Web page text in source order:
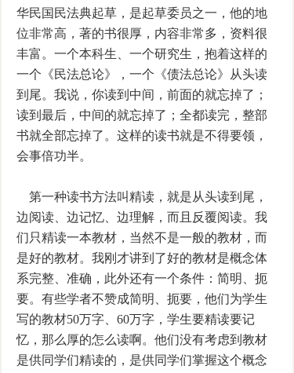
华民国民法典起草，是起草委员之一，他的地
位非常高，著的书很厚，内容非常多，资料很
丰富。一个本科生、一个研究生，抱着这样的
一个《民法总论》，一个《债法总论》从头读
到尾。我说，你读到中间，前面的就忘掉了；
读到最后，中间的就忘掉了；全都读完，整部
书就全部忘掉了。这样的读书就是不得要领，
会事倍功半。
第一种读书方法叫精读，就是从头读到尾，
边阅读、边记忆、边理解，而且反覆阅读。我
们只精读一本教材，当然不是一般的教材，而
是好的教材。我刚才讲到了好的教材是概念体
系完整、准确，此外还有一个条件：简明、扼
要。有些学者不赞成简明、扼要，他们为学生
写的教材50万字、60万字，学生要精读要记
忆，那么厚的怎么读啊。他们没有考虑到教材
是供同学们精读的，是供同学们掌握这个概念